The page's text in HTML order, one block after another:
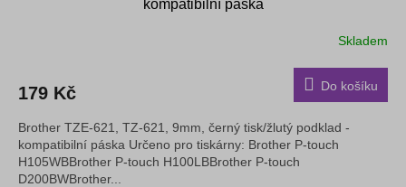
kompatibilní páska
Skladem
179 Kč Do košíku
Brother TZE-621, TZ-621, 9mm, černý tisk/žlutý podklad -
kompatibilní páska Určeno pro tiskárny: Brother P-touch
H105WBBrother P-touch H100LBBrother P-touch
D200BWBrother...